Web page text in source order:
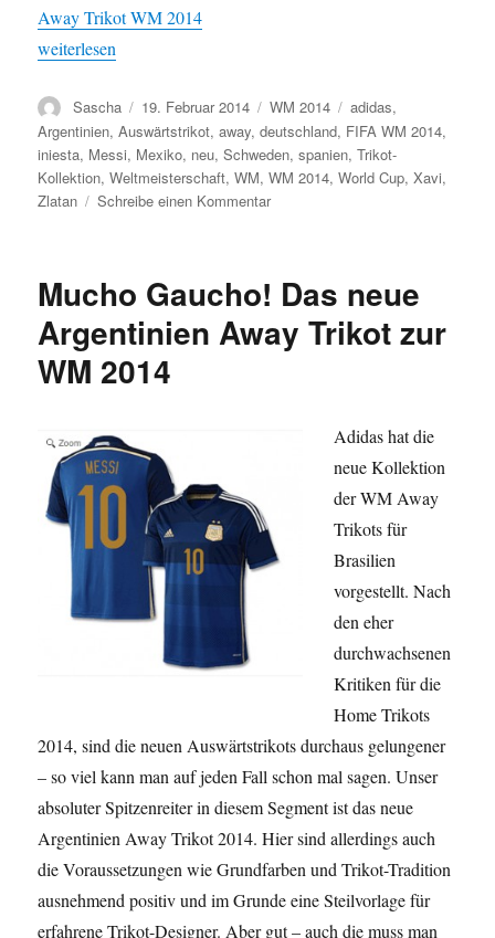
Away Trikot WM 2014
„Weltmeister Spanien stellt sein neues Away Trikot zur WM
weiterlesen
Autor
Sascha
Veröffentlicht
am
19. Februar 2014 Kategorien
WM 2014 Schlagwörter
adidas,
Argentinien,Auswärtstrikot,away,deutschland, FIFA WM 2014,
iniesta, Messi, Mexiko, neu,Schweden,spanien,Trikot-
Kollektion,Weltmeisterschaft,WM,WM 2014,World Cup,Xavi,
Zlatan
Schreibe einen Kommentarzu
sein
Away
Mucho Gaucho! Das neue
Argentinien Away Trikot zur
WM 2014
Adidas hat die
neue Kollektion
der WM Away
Trikots für
Brasilien
vorgestellt. Nach
den eher
durchwachsenen
Kritiken für die
Home Trikots
2014, sind die neuen Auswärtstrikots durchaus gelungener
– so viel kann man auf jeden Fall schon mal sagen. Unser
absoluter Spitzenreiter in diesem Segment ist das neue
Argentinien Away Trikot 2014. Hier sind allerdings auch
die Voraussetzungen wie Grundfarben und Trikot-Tradition
ausnehmend positiv und im Grunde eine Steilvorlage für
erfahrene Trikot-Designer. Aber gut – auch die muss man